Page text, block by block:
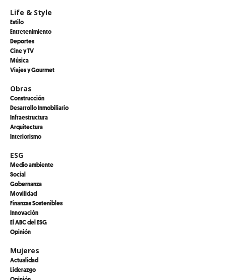
Life & Style
Estilo
Entretenimiento
Deportes
Cine y TV
Música
Viajes y Gourmet
Obras
Construcción
Desarrollo Inmobiliario
Infraestructura
Arquitectura
Interiorismo
ESG
Medio ambiente
Social
Gobernanza
Movilidad
Finanzas Sostenibles
Innovación
El ABC del ESG
Opinión
Mujeres
Actualidad
Liderazgo